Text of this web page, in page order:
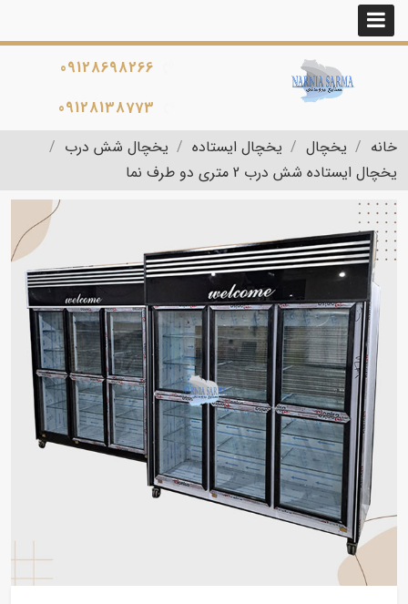
09128698266
09128138773
خانه
یخچال یخچال ایستاده
یخچال شش درب
یخچال ایستاده شش درب 2 متری دو طرف نما